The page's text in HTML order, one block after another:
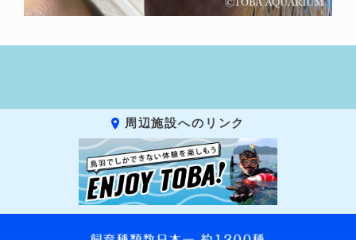
周辺施設へのリンク